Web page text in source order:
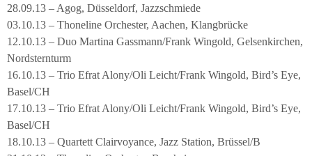
28.09.13 – Agog, Düsseldorf, Jazzschmiede
03.10.13 – Thoneline Orchester, Aachen, Klangbrücke
12.10.13 – Duo Martina Gassmann/Frank Wingold, Gelsenkirchen,
Nordsternturm
16.10.13 – Trio Efrat Alony/Oli Leicht/Frank Wingold, Bird’s Eye,
Basel/CH
17.10.13 – Trio Efrat Alony/Oli Leicht/Frank Wingold, Bird’s Eye,
Basel/CH
18.10.13 – Quartett Clairvoyance, Jazz Station, Brüssel/B